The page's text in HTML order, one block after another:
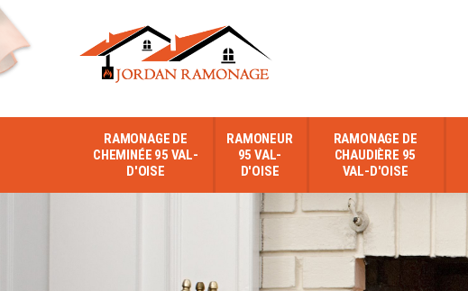
RAMONAGE DE
CHEMINÉE 95 VAL-
D'OISE
RAMONEUR
95 VAL-
D'OISE
RAMONAGE DE
CHAUDIÈRE 95
VAL-D'OISE